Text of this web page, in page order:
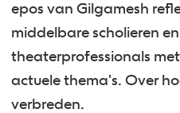
epos van Gilgamesh
middelbare scholieren
theaterprofessionals
actuele thema's. Over
verbreden.